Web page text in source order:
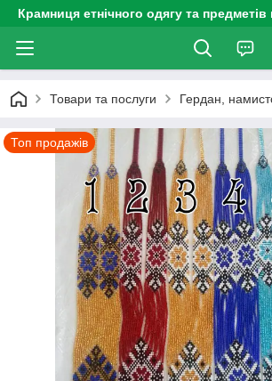
Крамниця етнічного одягу та предметів
Товари та послуги Гердан,
Топ продажів